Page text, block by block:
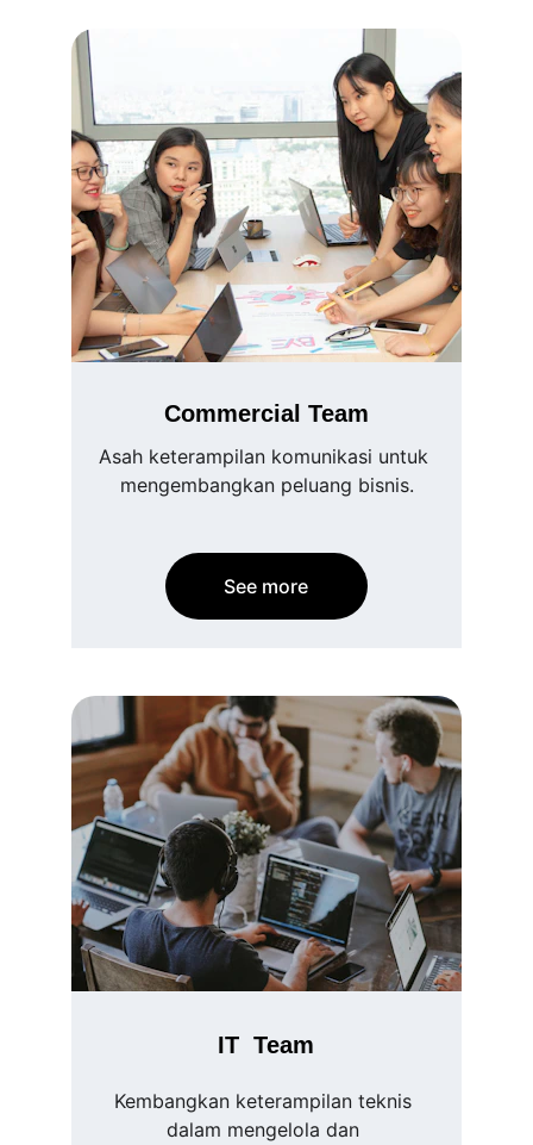
Commercial Team
Asah keterampilan komunikasi untuk
mengembangkan peluang bisnis.
See more
IT  Team
Kembangkan keterampilan teknis
dalam mengelola dan